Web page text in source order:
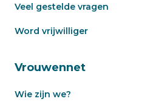
Veel gestelde vragen
Word vrijwilliger
Vrouwennet
Wie zijn we?